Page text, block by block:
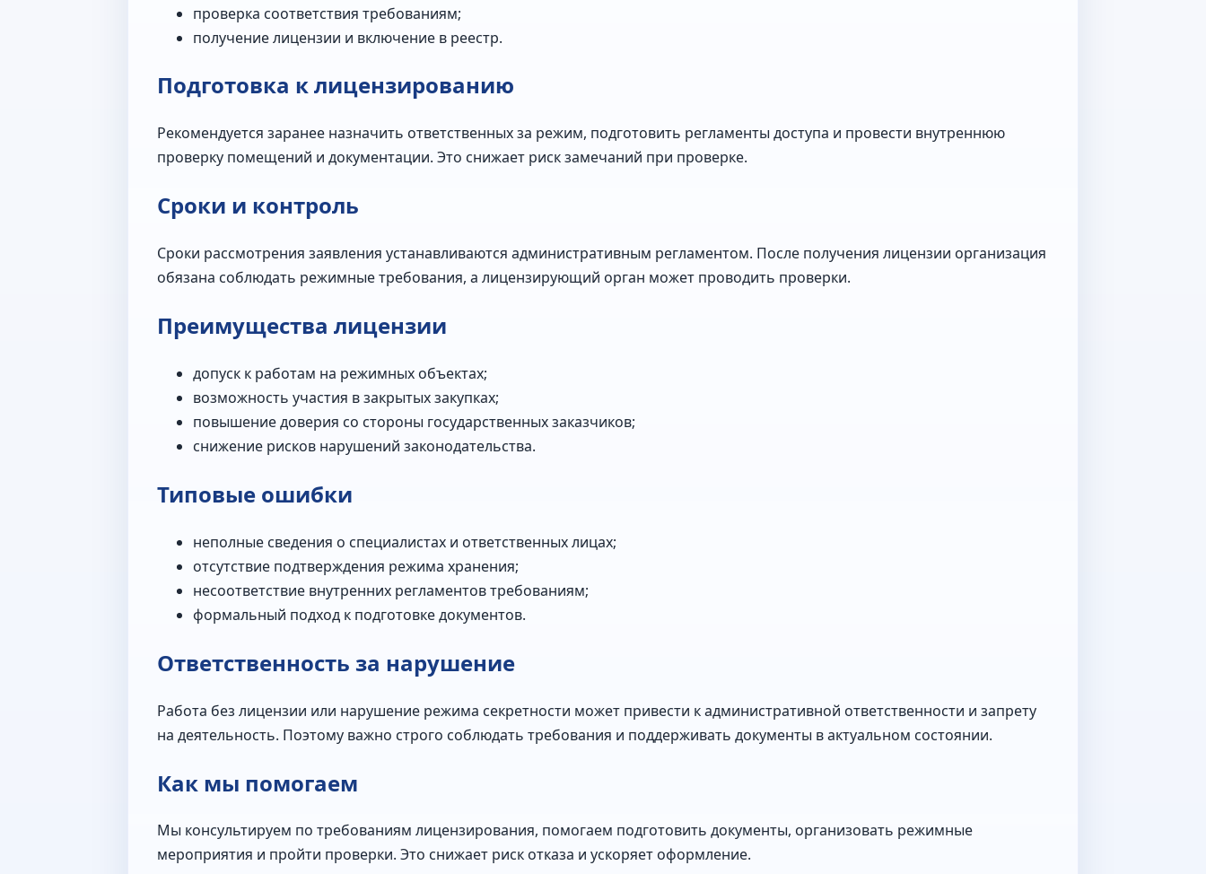
проверка соответствия требованиям;
получение лицензии и включение в реестр.
Подготовка к лицензированию
Рекомендуется заранее назначить ответственных за режим, подготовить регламенты доступа и провести внутреннюю
проверку помещений и документации. Это снижает риск замечаний при проверке.
Сроки и контроль
Сроки рассмотрения заявления устанавливаются административным регламентом. После получения лицензии организация
обязана соблюдать режимные требования, а лицензирующий орган может проводить проверки.
Преимущества лицензии
допуск к работам на режимных объектах;
возможность участия в закрытых закупках;
повышение доверия со стороны государственных заказчиков;
снижение рисков нарушений законодательства.
Типовые ошибки
неполные сведения о специалистах и ответственных лицах;
отсутствие подтверждения режима хранения;
несоответствие внутренних регламентов требованиям;
формальный подход к подготовке документов.
Ответственность за нарушение
Работа без лицензии или нарушение режима секретности может привести к административной ответственности и запрету
на деятельность. Поэтому важно строго соблюдать требования и поддерживать документы в актуальном состоянии.
Как мы помогаем
Мы консультируем по требованиям лицензирования, помогаем подготовить документы, организовать режимные
мероприятия и пройти проверки. Это снижает риск отказа и ускоряет оформление.